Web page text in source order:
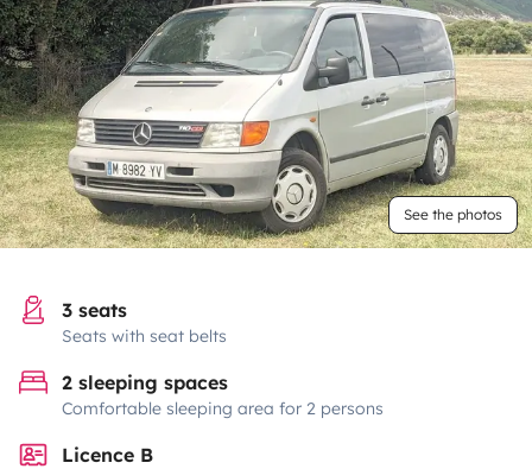
See the photos
3 seats
Seats with seat belts
2 sleeping spaces
Comfortable sleeping area for 2 persons
Licence B